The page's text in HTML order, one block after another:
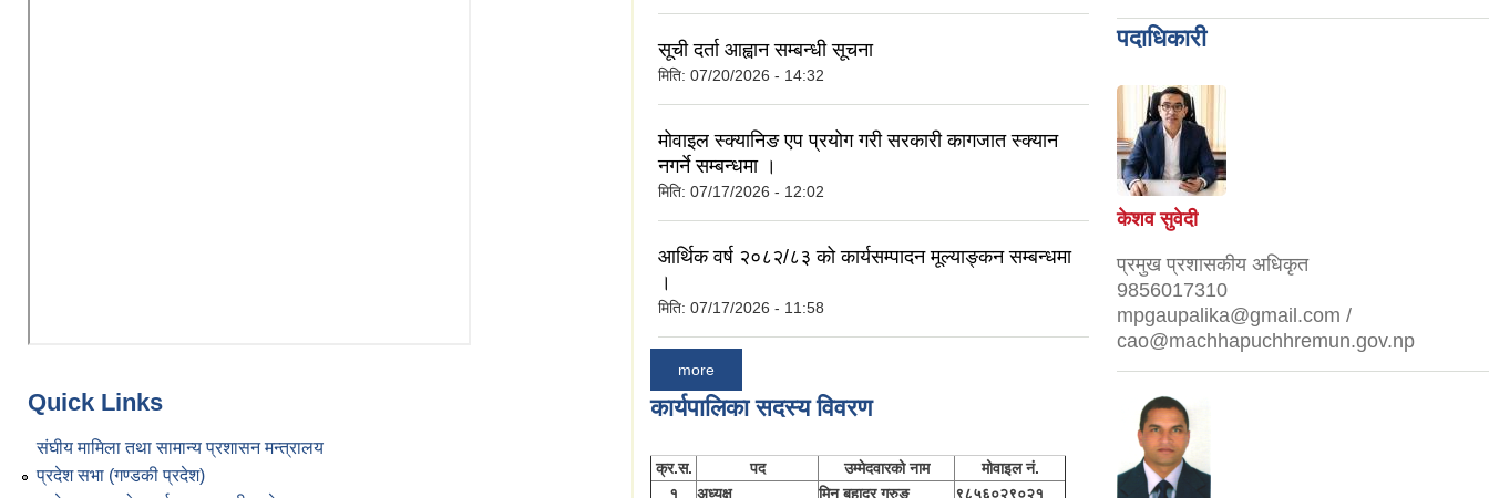
Quick Links
संघीय मामिला तथा सामान्य प्रशासन मन्त्रालय
प्रदेश सभा (गण्डकी प्रदेश)
सूची दर्ता आह्वान सम्बन्धी सूचना
मिति: 07/20/2026 - 14:32
मोवाइल स्क्यानिङ एप प्रयोग गरी सरकारी कागजात स्क्यान
नगर्ने सम्बन्धमा ।
मिति: 07/17/2026 - 12:02
आर्थिक वर्ष २०८२/८३ को कार्यसम्पादन मूल्याङ्कन सम्बन्धमा
।
मिति: 07/17/2026 - 11:58
more
कार्यपालिका सदस्य विवरण
क्र.स. पद उम्मेदवारको नाम
मोवाइल नं.
१
अध्यक्ष मिन बहादुर गुरुङ
९८५६०२९०२१
पदाधिकारी
केशव सुवेदी
प्रमुख प्रशासकीय अधिकृत
9856017310
mpgaupalika@gmail.com /
cao@machhapuchhremun.gov.np